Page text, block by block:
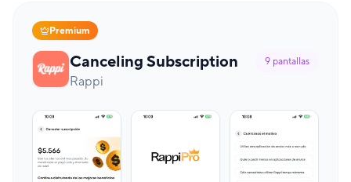
Premium
Canceling Subscription
Rappi
9 pantallas